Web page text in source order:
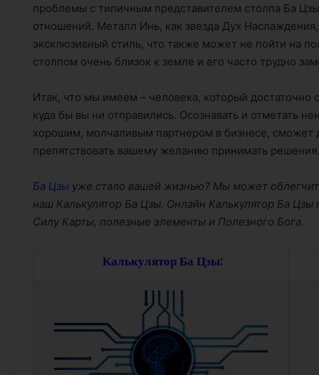
проблемы с типичным представителем столпа Ба
отношений. Металл Инь, как звезда Дух
эксклюзивный стиль, что также может не пойти на
столпом очень близок к земле и его часто трудно
Итак, что мы имеем – человека, который достаточно
куда бы вы ни отправились. Осознавать и отметать
хорошим, молчаливым партнером в бизнесе, сможет
препятствовать вашему желанию принимать решения.
Ба Цзы уже стало вашей жизнью? Мы может
наш Калькулятор Ба Цзы. Онлайн Калькулятор Ба Цзы
Силу Карты, полезные элементы и Полезного Бога.
Калькулятор Ба Цзы: